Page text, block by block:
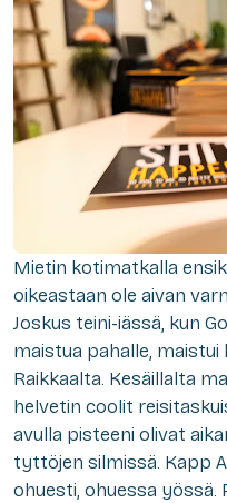
Mietin kotimatkalla
oikeastaan ole aivan
Joskus teini-iässä, kun
maistua pahalle, maistui
Raikkaalta. Kesäillalta
helvetin coolit
avulla pisteeni olivat
tyttöjen silmissä. Kapp
ohuesti, ohuessa yössä.